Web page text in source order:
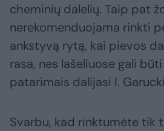
cheminių dalelių. Taip pat
nerekomenduojama rinkti
ankstyvą rytą, kai pievos
rasa, nes lašeliuose gali
patarimais dalijasi I.
Svarbu, kad rinktumėte tik